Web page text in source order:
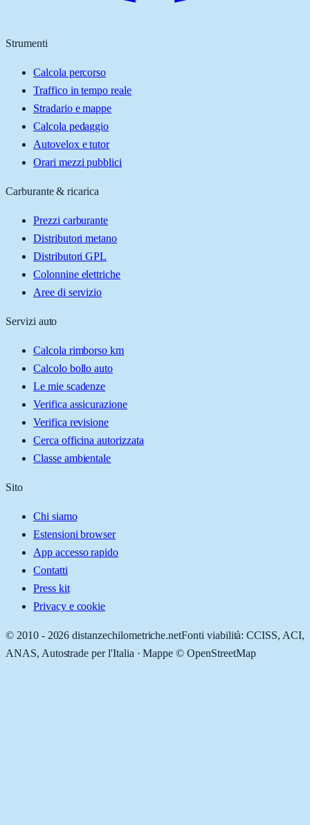
Strumenti
Calcola percorso
Traffico in tempo reale
Stradario e mappe
Calcola pedaggio
Autovelox e tutor
Orari mezzi pubblici
Carburante & ricarica
Prezzi carburante
Distributori metano
Distributori GPL
Colonnine elettriche
Aree di servizio
Servizi auto
Calcola rimborso km
Calcolo bollo auto
Le mie scadenze
Verifica assicurazione
Verifica revisione
Cerca officina autorizzata
Classe ambientale
Sito
Chi siamo
Estensioni browser
App accesso rapido
Contatti
Press kit
Privacy e cookie
© 2010 - 2026 distanzechilometriche.netFonti viabilità: CCISS, ACI,
ANAS, Autostrade per l'Italia · Mappe © OpenStreetMap